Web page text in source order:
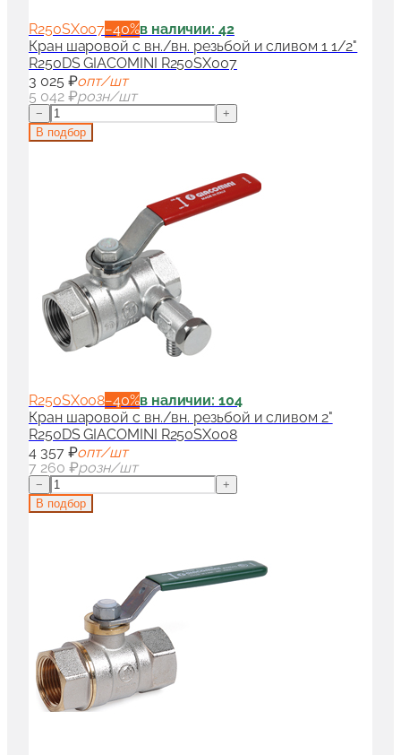
R250SX007−40%в наличии: 42
Кран шаровой с вн./вн. резьбой и сливом 1 1/2"
R250DS GIACOMINI R250SX007
3 025 ₽опт/шт
5 042 ₽розн/шт
−
+
В подбор
R250SX008−40%в наличии: 104
Кран шаровой с вн./вн. резьбой и сливом 2"
R250DS GIACOMINI R250SX008
4 357 ₽опт/шт
7 260 ₽розн/шт
−
+
В подбор